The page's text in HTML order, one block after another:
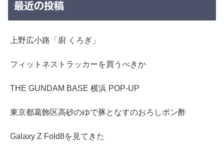
最近の投稿
上野広小路「廚 くろぎ」
フィットネストラッカーを買うべきか
THE GUNDAM BASE 横浜 POP-UP
東京都葛飾区高砂のゆで豚となすのおろしポン酢
Galaxy Z Fold8を見てきた